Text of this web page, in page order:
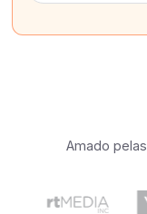
Amado